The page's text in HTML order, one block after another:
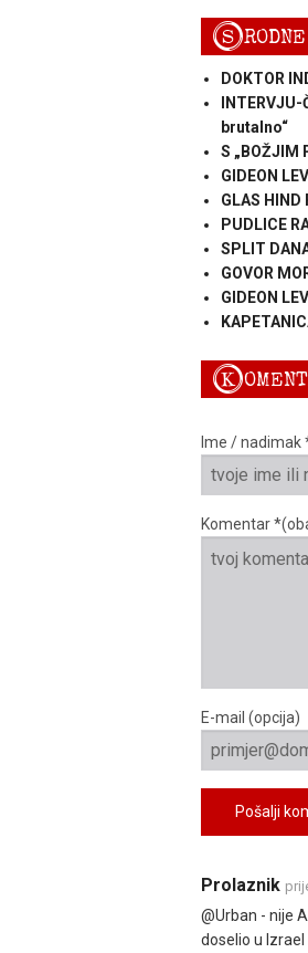
S
DOKTOR
brutalno“
S „BOŽJIM
GIDEON
GLAS
PUDLICE
SPLIT
GOVOR
GIDEON
K
Ime / nadimak
Komentar
E-mail (opcija)
Pošalji
Prolaznik
@Urban - nije
doselio u Izrael